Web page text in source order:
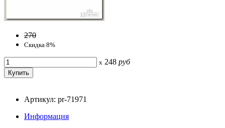
270
Скидка 8%
x 248 руб
Артикул: pr-71971
Информация